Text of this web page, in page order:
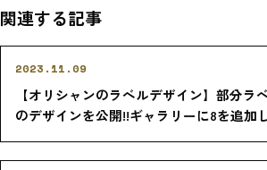
関連する記事
2023.11.09
【オリシャンのラベルデザイン】部分ラ
のデザインを公開!!ギャラリーに8を追加